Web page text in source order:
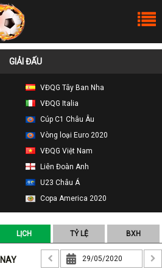
GIẢI ĐẤU
VĐQG Tây Ban Nha
VĐQG Italia
Cúp C1 Châu Âu
Vòng loại Euro 2020
VĐQG Việt Nam
Liên Đoàn Anh
U23 Châu Á
Copa America 2020
LỊCH TỶ LỆ BXH